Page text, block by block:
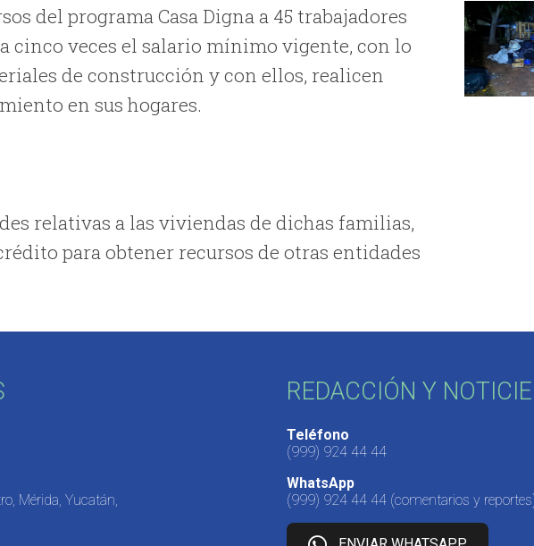
del programa Casa Digna a 45 trabajadores
cinco veces el salario mínimo vigente, con lo
de construcción y con ellos, realicen
en sus hogares.
relativas a las viviendas de dichas familias,
para obtener recursos de otras entidades
Mérida, Yucatán,
REDACCIÓN Y
Teléfono
(999) 924 44 44
WhatsApp
(999) 924 44 44 (comentarios y